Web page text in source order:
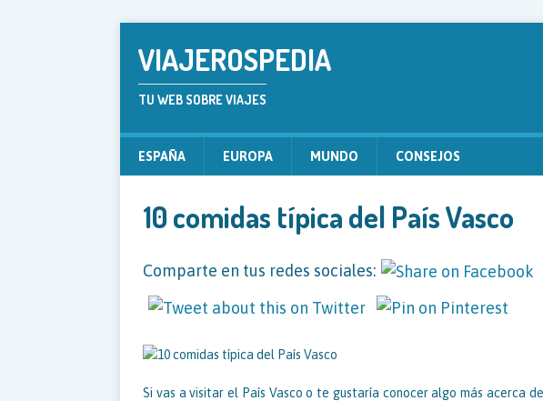
VIAJEROSPEDIA
TU WEB SOBRE VIAJES
ESPAÑA EUROPA MUNDO CONSEJOS
10 comidas típica del País Vasco
Comparte en tus redes sociales:
Si vas a visitar el País Vasco o te gustaría conocer algo más acerca